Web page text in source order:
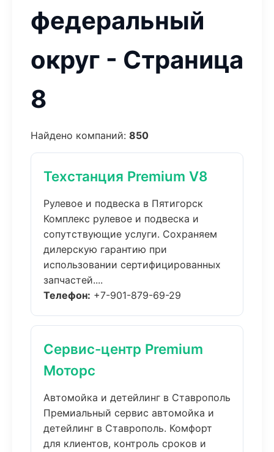
федеральный
округ - Страница
8
Найдено компаний: 850
Техстанция Premium V8
Рулевое и подвеска в Пятигорск
Комплекс рулевое и подвеска и
сопутствующие услуги. Сохраняем
дилерскую гарантию при
использовании сертифицированных
запчастей....
Телефон: +7-901-879-69-29
Сервис-центр Premium
Моторс
Автомойка и детейлинг в Ставрополь
Премиальный сервис автомойка и
детейлинг в Ставрополь. Комфорт
для клиентов, контроль сроков и